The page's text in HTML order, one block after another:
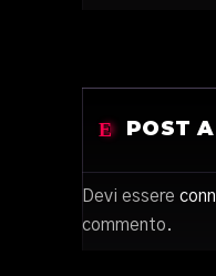
POST
Devi essere
commento.